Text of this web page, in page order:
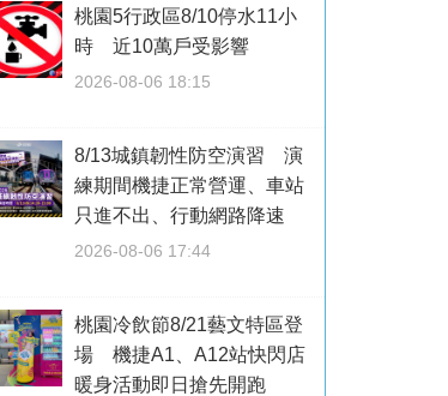
桃園5行政區8/10停水11小
時 近10萬戶受影響
2026-08-06 18:15
8/13城鎮韌性防空演習 演
練期間機捷正常營運、車站
只進不出、行動網路降速
2026-08-06 17:44
桃園冷飲節8/21藝文特區登
場 機捷A1、A12站快閃店
暖身活動即日搶先開跑